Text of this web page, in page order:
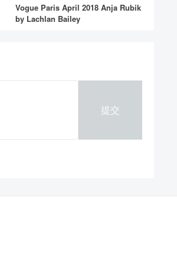
Vogue Paris April 2018 Anja Rubik
by Lachlan Bailey ​​​​
提交